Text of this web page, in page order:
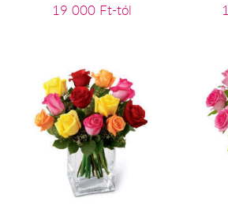
19 000 Ft-tól